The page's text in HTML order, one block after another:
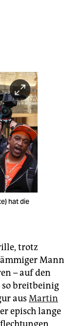
hat die
trotz
Mann
– auf den
so breitbeinig
aus Martin
episch lange